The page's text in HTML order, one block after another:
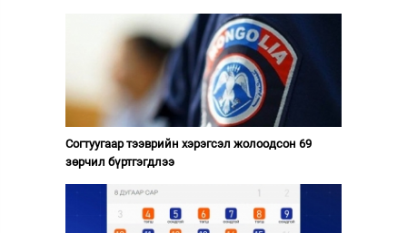
Согтуугаар тээврийн хэрэгсэл жолоодсон 69
зөрчил бүртгэгдлээ